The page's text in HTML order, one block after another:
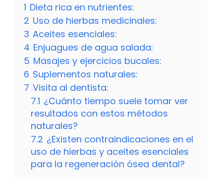
1 Dieta rica en nutrientes:
2 Uso de hierbas medicinales:
3 Aceites esenciales:
4 Enjuagues de agua salada:
5 Masajes y ejercicios bucales:
6 Suplementos naturales:
7 Visita al dentista:
7.1 ¿Cuánto tiempo suele tomar ver
resultados con estos métodos
naturales?
7.2 ¿Existen contraindicaciones en el
uso de hierbas y aceites esenciales
para la regeneración ósea dental?